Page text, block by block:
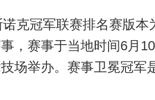
冠军联赛排名赛版本
，赛事于当地时间6月
场举办。赛事卫冕冠军